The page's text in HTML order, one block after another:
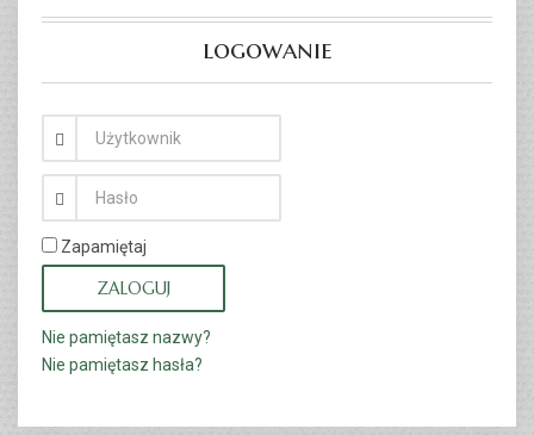
logowanie
Zapamiętaj
ZALOGUJ
Nie pamiętasz nazwy?
Nie pamiętasz hasła?